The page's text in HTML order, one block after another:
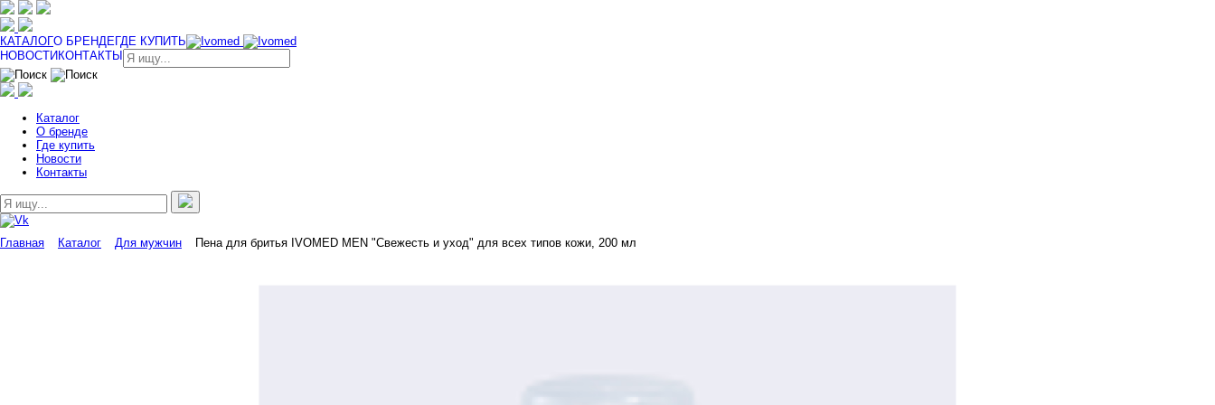
КАТАЛОГО БРЕНДЕГДЕ КУПИТЬ
НОВОСТИ КОНТАКТЫ
Каталог
О бренде
Где купить
Новости
Контакты
Главная Каталог Для мужчин Пена для бритья IVOMED MEN "Свежесть и уход" для всех типов кожи, 200 мл